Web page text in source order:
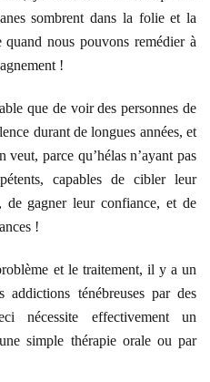
sombrent dans la folie et la
nous pouvons remédier à
!
que de voir des personnes de
durant de longues années, et
parce qu’hélas n’ayant pas
capables de cibler leur
de gagner leur confiance, et de
!
et le traitement, il y a un
ténébreuses par des
nécessite effectivement un
simple thérapie orale ou par